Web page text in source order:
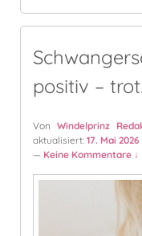
positiv –
VonWindelprinz
aktualisiert:17. Mai 2026
— Keine Kommentare ↓